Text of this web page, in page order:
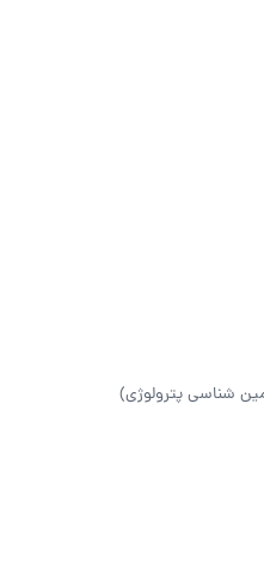
شناسی پترولوژی)